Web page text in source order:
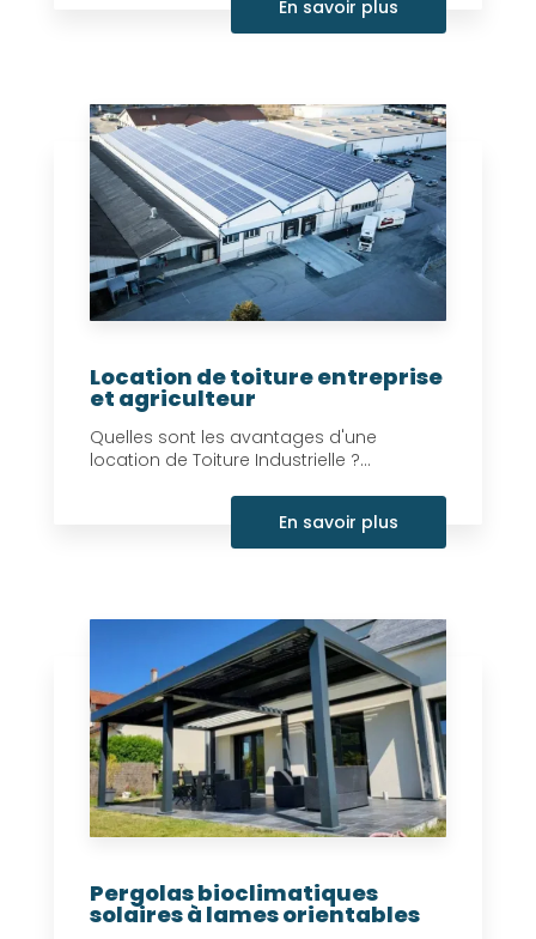
En savoir plus
Location de toiture entreprise
et agriculteur
Quelles sont les avantages d'une
location de Toiture Industrielle ?...
En savoir plus
Pergolas bioclimatiques
solaires à lames orientables